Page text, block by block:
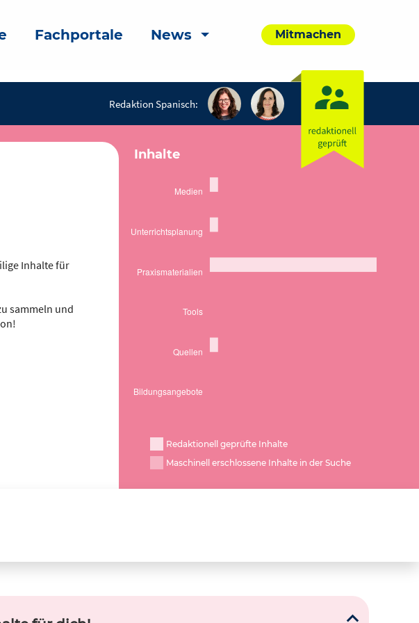
Fachportale News Mitmachen
Redaktion Spanisch:
Inhalte für
sammeln und
Inhalte
Redaktionell geprüfte Inhalte
Maschinell erschlossene Inhalte in der Suche